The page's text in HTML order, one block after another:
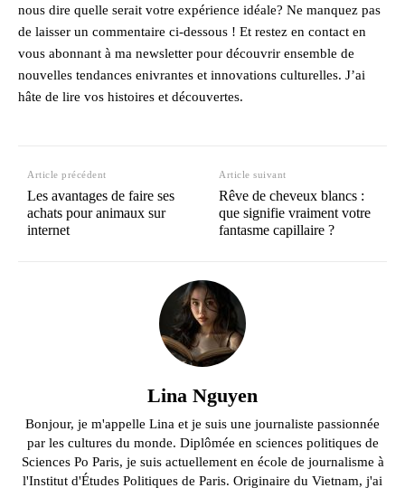
nous dire quelle serait votre expérience idéale? Ne manquez pas
de laisser un commentaire ci-dessous ! Et restez en contact en
vous abonnant à ma newsletter pour découvrir ensemble de
nouvelles tendances enivrantes et innovations culturelles. J’ai
hâte de lire vos histoires et découvertes.
Article précédent
Les avantages de faire ses
achats pour animaux sur
internet
Article suivant
Rêve de cheveux blancs :
que signifie vraiment votre
fantasme capillaire ?
Lina Nguyen
Bonjour, je m'appelle Lina et je suis une journaliste passionnée
par les cultures du monde. Diplômée en sciences politiques de
Sciences Po Paris, je suis actuellement en école de journalisme à
l'Institut d'Études Politiques de Paris. Originaire du Vietnam, j'ai